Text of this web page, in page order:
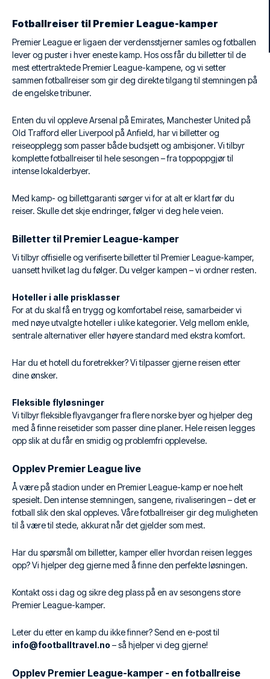
Fotballreiser til Premier League-kamper
Premier League er ligaen der verdensstjerner samles og fotballen
lever og puster i hver eneste kamp. Hos oss får du billetter til de
mest ettertraktede Premier League-kampene, og vi setter
sammen fotballreiser som gir deg direkte tilgang til stemningen på
de engelske tribuner.
Enten du vil oppleve Arsenal på Emirates, Manchester United på
Old Trafford eller Liverpool på Anfield, har vi billetter og
reiseopplegg som passer både budsjett og ambisjoner. Vi tilbyr
komplette fotballreiser til hele sesongen – fra toppoppgjør til
intense lokalderbyer.
Med kamp- og billettgaranti sørger vi for at alt er klart før du
reiser. Skulle det skje endringer, følger vi deg hele veien.
Billetter til Premier League-kamper
Vi tilbyr offisielle og verifiserte billetter til Premier League-kamper,
uansett hvilket lag du følger. Du velger kampen – vi ordner resten.
Hoteller i alle prisklasser
For at du skal få en trygg og komfortabel reise, samarbeider vi
med nøye utvalgte hoteller i ulike kategorier. Velg mellom enkle,
sentrale alternativer eller høyere standard med ekstra komfort.
Har du et hotell du foretrekker? Vi tilpasser gjerne reisen etter
dine ønsker.
Fleksible flyløsninger
Vi tilbyr fleksible flyavganger fra flere norske byer og hjelper deg
med å finne reisetider som passer dine planer. Hele reisen legges
opp slik at du får en smidig og problemfri opplevelse.
Opplev Premier League live
Å være på stadion under en Premier League-kamp er noe helt
spesielt. Den intense stemningen, sangene, rivaliseringen – det er
fotball slik den skal oppleves. Våre fotballreiser gir deg muligheten
til å være til stede, akkurat når det gjelder som mest.
Har du spørsmål om billetter, kamper eller hvordan reisen legges
opp? Vi hjelper deg gjerne med å finne den perfekte løsningen.
Kontakt oss i dag og sikre deg plass på en av sesongens store
Premier League-kamper.
Leter du etter en kamp du ikke finner? Send en e-post til
info@footballtravel.no – så hjelper vi deg gjerne!
Opplev Premier League-kamper - en fotballreise